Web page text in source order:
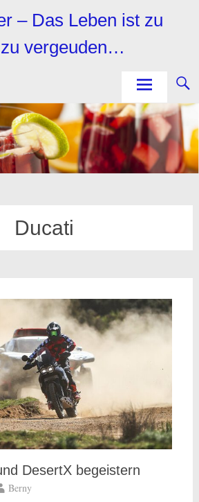
– Das Leben ist zu
vergeuden…
Ducati
DesertX begeistern
Berny